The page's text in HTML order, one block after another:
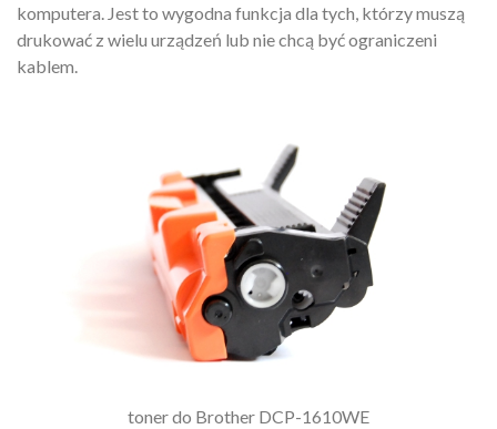
komputera. Jest to wygodna funkcja dla tych, którzy muszą
drukować z wielu urządzeń lub nie chcą być ograniczeni
kablem.
toner do Brother DCP-1610WE